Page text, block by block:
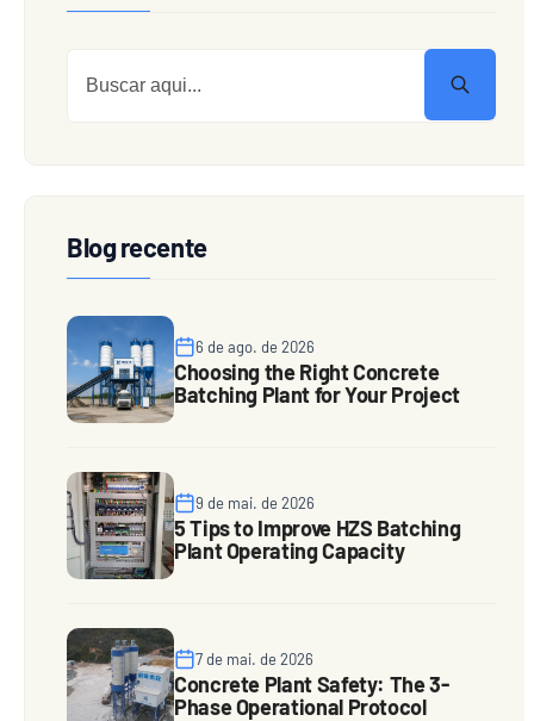
Blog recente
6 de ago. de 2026
Choosing the Right Concrete
Batching Plant for Your Project
9 de mai. de 2026
5 Tips to Improve HZS Batching
Plant Operating Capacity
7 de mai. de 2026
Concrete Plant Safety: The 3-
Phase Operational Protocol